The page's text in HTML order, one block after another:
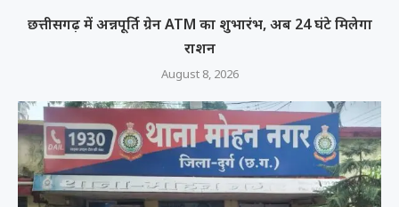
छत्तीसगढ़ में अन्नपूर्ति ग्रेन ATM का शुभारंभ, अब 24 घंटे मिलेगा
राशन
August 8, 2026